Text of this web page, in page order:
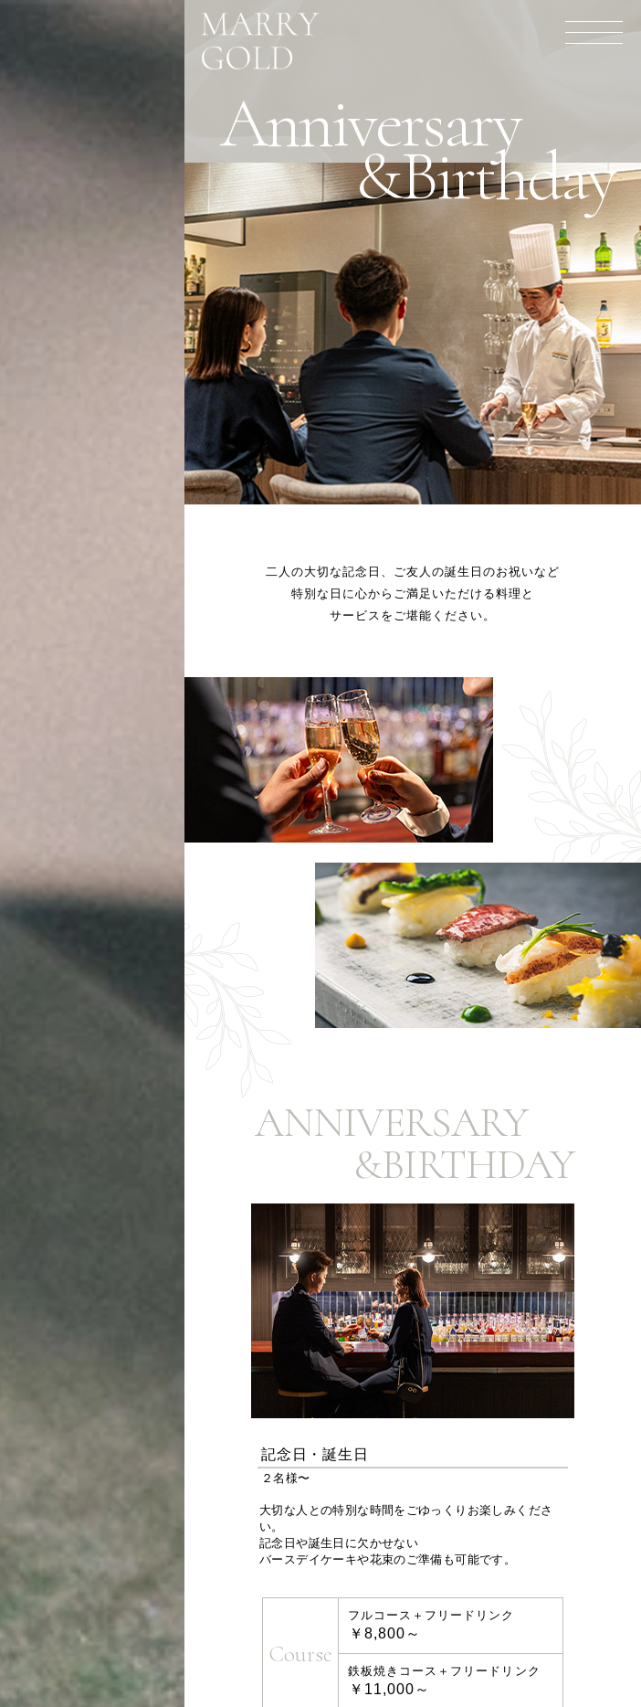
Anniversary
&Birthday
二人の大切な記念日、ご友人の誕生日のお祝いなど
特別な日に心からご満足いただける料理と
サービスをご堪能ください。
ANNIVERSARY
&BIRTHDAY
記念日・誕生日
２名様〜
大切な人との特別な時間をごゆっくりお楽しみくださ
い。
記念日や誕生日に欠かせない
バースデイケーキや花束のご準備も可能です。
Course
フルコース＋フリードリンク
￥8,800～
鉄板焼きコース＋フリードリンク
￥11,000～